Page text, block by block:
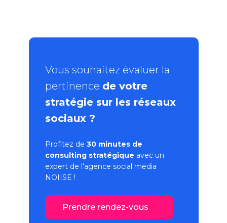
Vous souhaitez évaluer la
pertinence de votre
stratégie sur les réseaux
sociaux ?
Profitez de 30 minutes de
consulting stratégique avec un
expert de l'agence social media
NOIISE !
Prendre rendez-vous